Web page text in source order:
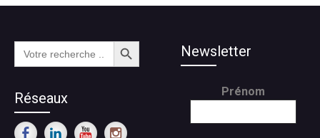
Search
for:
Search Button
Réseaux
Newsletter
Prénom